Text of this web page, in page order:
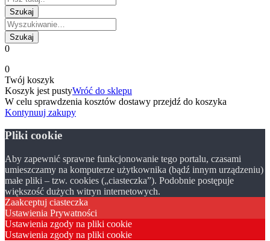
0
0
Twój koszyk
Koszyk jest pustyWróć do sklepu
W celu sprawdzenia kosztów dostawy przejdź do koszyka
Kontynuuj zakupy
Pliki cookie
Aby zapewnić sprawne funkcjonowanie tego portalu, czasami
umieszczamy na komputerze użytkownika (bądź innym urządzeniu)
małe pliki – tzw. cookies („ciasteczka”). Podobnie postępuje
większość dużych witryn internetowych.
Zaakceptuj ciasteczka
Ustawienia Prywatności
Ustawienia zgody na pliki cookie
Ustawienia zgody na pliki cookie